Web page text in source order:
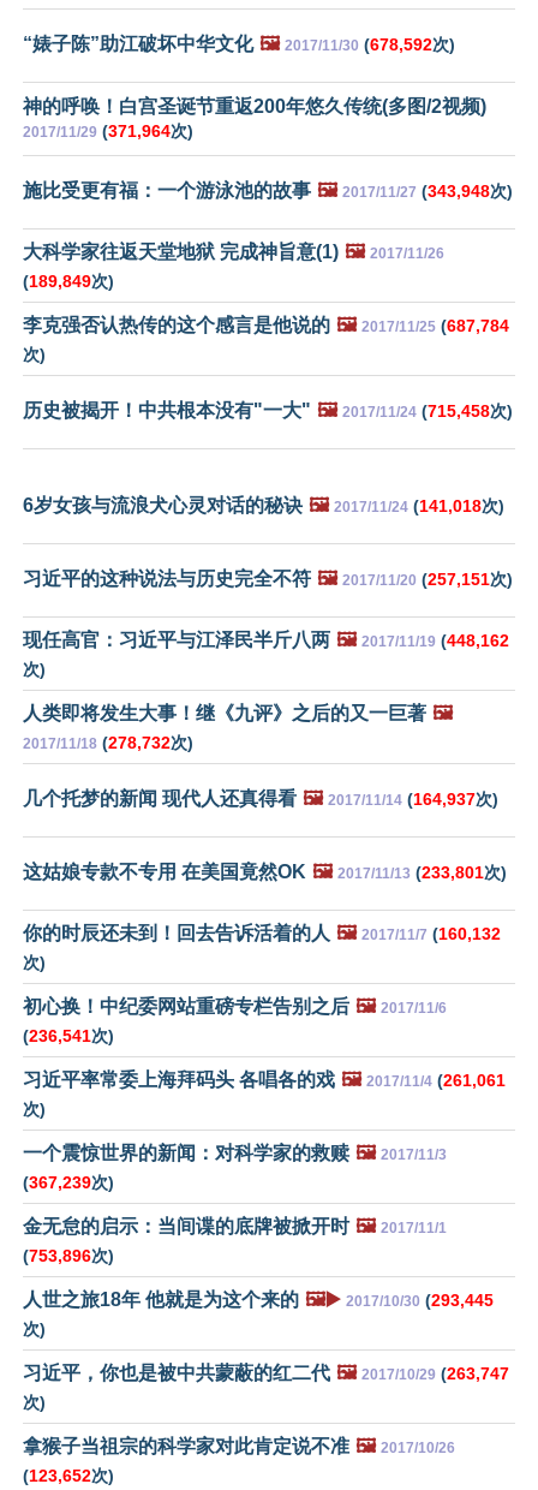
“婊子陈”助江破坏中华文化 🖼️ 2017/11/30 (678,592次)
神的呼唤！白宫圣诞节重返200年悠久传统(多图/2视频)
2017/11/29 (371,964次)
施比受更有福：一个游泳池的故事 🖼️ 2017/11/27 (343,948次)
大科学家往返天堂地狱 完成神旨意(1) 🖼️ 2017/11/26
(189,849次)
李克强否认热传的这个感言是他说的 🖼️ 2017/11/25 (687,784
次)
历史被揭开！中共根本没有"一大" 🖼️ 2017/11/24 (715,458次)
6岁女孩与流浪犬心灵对话的秘诀 🖼️ 2017/11/24 (141,018次)
习近平的这种说法与历史完全不符 🖼️ 2017/11/20 (257,151次)
现任高官：习近平与江泽民半斤八两 🖼️ 2017/11/19 (448,162
次)
人类即将发生大事！继《九评》之后的又一巨著 🖼️
2017/11/18 (278,732次)
几个托梦的新闻 现代人还真得看 🖼️ 2017/11/14 (164,937次)
这姑娘专款不专用 在美国竟然OK 🖼️ 2017/11/13 (233,801次)
你的时辰还未到！回去告诉活着的人 🖼️ 2017/11/7 (160,132
次)
初心换！中纪委网站重磅专栏告别之后 🖼️ 2017/11/6
(236,541次)
习近平率常委上海拜码头 各唱各的戏 🖼️ 2017/11/4 (261,061
次)
一个震惊世界的新闻：对科学家的救赎 🖼️ 2017/11/3
(367,239次)
金无怠的启示：当间谍的底牌被掀开时 🖼️ 2017/11/1
(753,896次)
人世之旅18年 他就是为这个来的 🖼️▶️ 2017/10/30 (293,445
次)
习近平，你也是被中共蒙蔽的红二代 🖼️ 2017/10/29 (263,747
次)
拿猴子当祖宗的科学家对此肯定说不准 🖼️ 2017/10/26
(123,652次)